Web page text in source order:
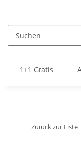
1+1 Gratis
Zurück zur Liste